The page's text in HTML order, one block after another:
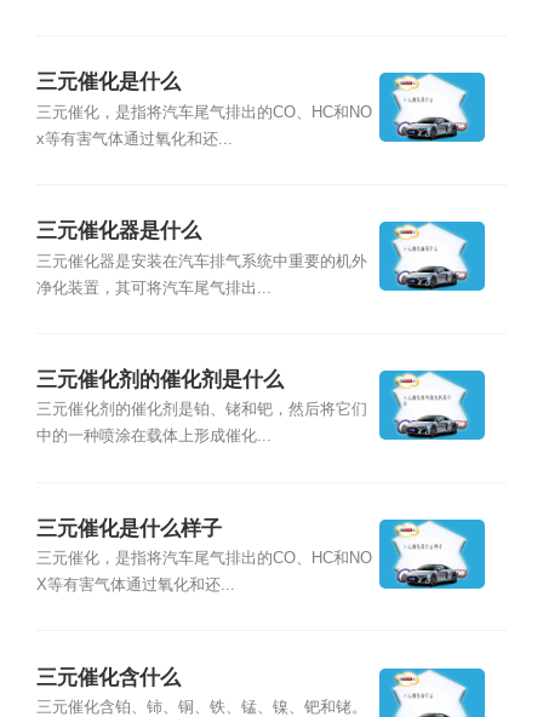
三元催化是什么
三元催化，是指将汽车尾气排出的CO、HC和NO
x等有害气体通过氧化和还...
三元催化器是什么
三元催化器是安装在汽车排气系统中重要的机外
净化装置，其可将汽车尾气排出...
三元催化剂的催化剂是什么
三元催化剂的催化剂是铂、铑和钯，然后将它们
中的一种喷涂在载体上形成催化...
三元催化是什么样子
三元催化，是指将汽车尾气排出的CO、HC和NO
X等有害气体通过氧化和还...
三元催化含什么
三元催化含铂、铈、铜、铁、锰、镍、钯和铑。